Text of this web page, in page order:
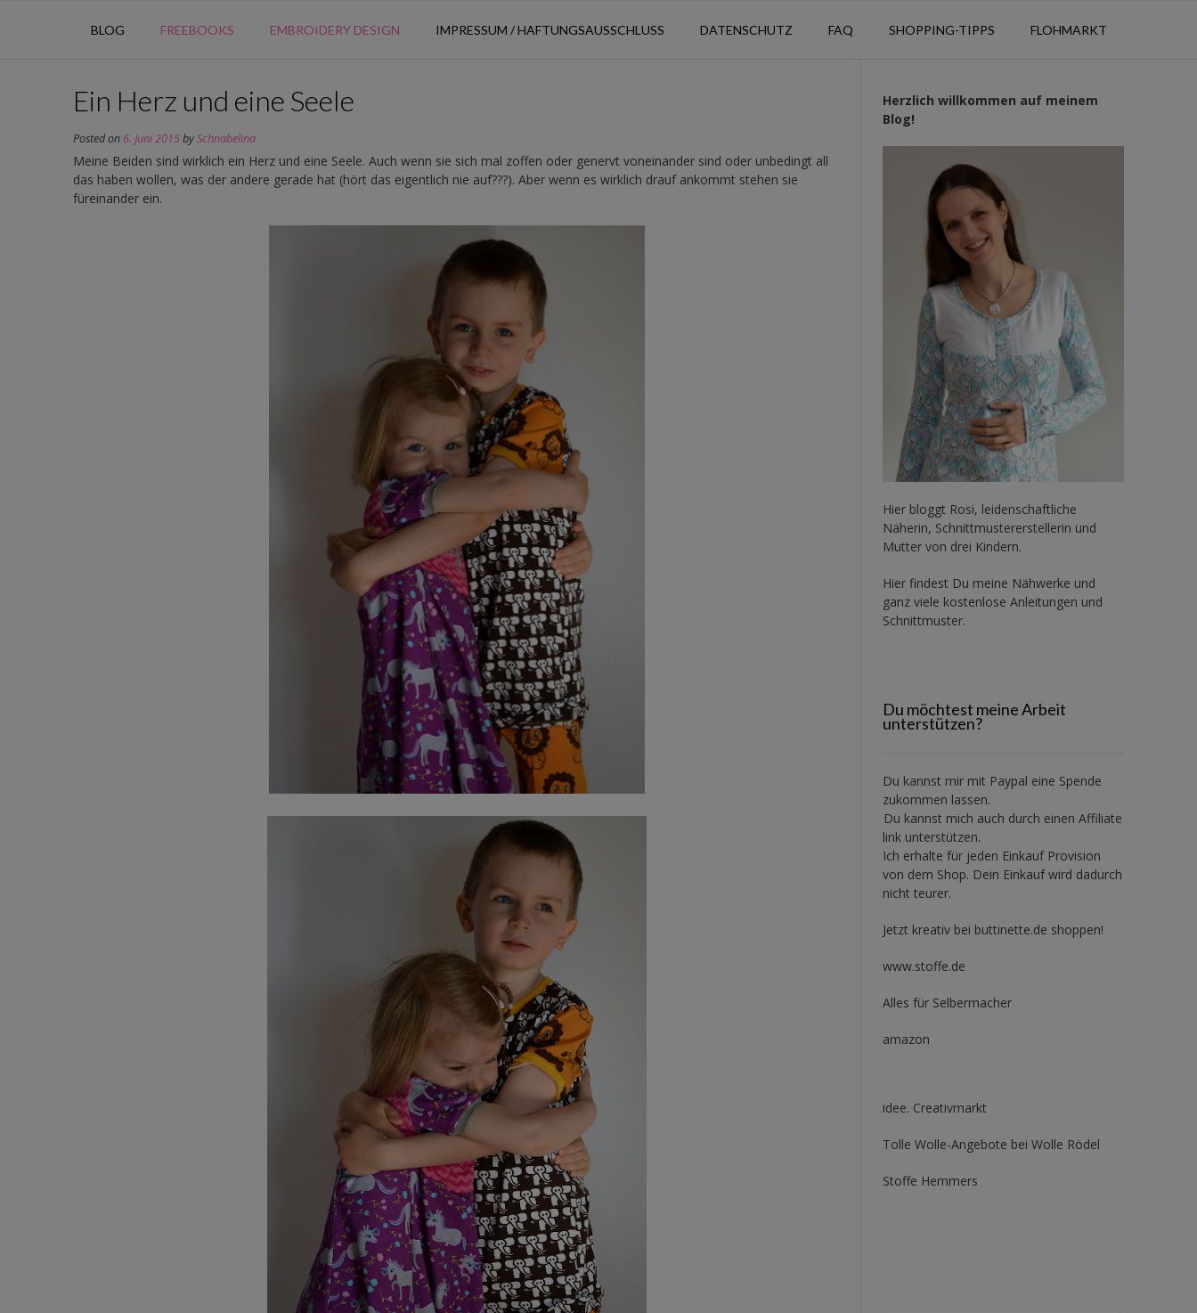
BLOG FREEBOOKS EMBROIDERY DESIGN IMPRESSUM / HAFTUNGSAUSSCHLUSS DATENSCHUTZ FAQ SHOPPING-TIPPS FLOHMARKT
Ein Herz und eine Seele
Posted on 6. Juni 2015bySchnabelina
Meine Beiden sind wirklich ein Herz und eine Seele. Auch wenn sie sich mal zoffen oder genervt voneinander sind oder unbedingt all
das haben wollen, was der andere gerade hat (hört das eigentlich nie auf???). Aber wenn es wirklich drauf ankommt stehen sie
füreinander ein.
Herzlich willkommen auf meinem
Blog!
Hier bloggt Rosi, leidenschaftliche
Näherin, Schnittmustererstellerin und
Mutter von drei Kindern.
Hier findest Du meine Nähwerke und
ganz viele kostenlose Anleitungen und
Schnittmuster.
Du möchtest meine Arbeit
unterstützen?
Du kannst mir mit Paypal eine Spende
zukommen lassen.
Du kannst mich auch durch einen Affiliate
link unterstützen.
Ich erhalte für jeden Einkauf Provision
von dem Shop. Dein Einkauf wird dadurch
nicht teurer.
Jetzt kreativ bei buttinette.de shoppen!
www.stoffe.de
Alles für Selbermacher
amazon
idee. Creativmarkt
Tolle Wolle-Angebote bei Wolle Rödel
Stoffe Hemmers